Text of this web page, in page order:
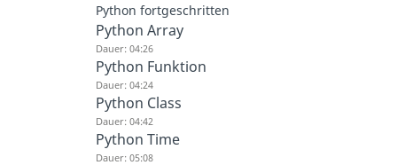
Python fortgeschritten
Python Array
Dauer: 04:26
Python Funktion
Dauer: 04:24
Python Class
Dauer: 04:42
Python Time
Dauer: 05:08